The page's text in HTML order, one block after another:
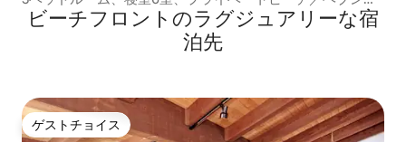
ースキーラークランドビレッジ
ビーチフロントのラグジュアリーな宿
泊先
ゲストチョイス
ゲストチョイス